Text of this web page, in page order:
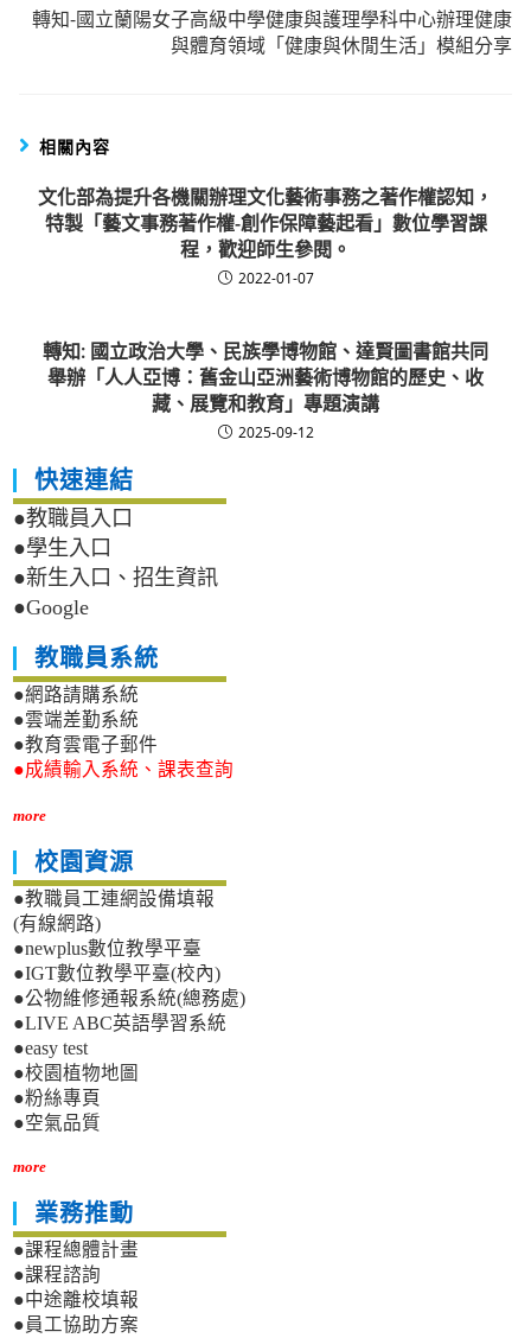
轉知-國立蘭陽女子高級中學健康與護理學科中心辦理健康
與體育領域「健康與休閒生活」模組分享
相關內容
文化部為提升各機關辦理文化藝術事務之著作權認知，
特製「藝文事務著作權-創作保障藝起看」數位學習課
程，歡迎師生參閱。
2022-01-07
轉知: 國立政治大學、民族學博物館、達賢圖書館共同
舉辦「人人亞博：舊金山亞洲藝術博物館的歷史、收
藏、展覽和教育」專題演講
2025-09-12
快速連結
●教職員入口
●學生入口
●新生入口、招生資訊
●Google
教職員系統
●網路請購系統
●雲端差勤系統
●教育雲電子郵件
●成績輸入系統、課表查詢
more
校園資源
●教職員工連網設備填報
(有線網路)
●newplus數位教學平臺
●IGT數位教學平臺(校內)
●公物維修通報系統(總務處)
●LIVE ABC英語學習系統
●easy test
●校園植物地圖
●粉絲專頁
●空氣品質
more
業務推動
●課程總體計畫
●課程諮詢
●中途離校填報
●員工協助方案